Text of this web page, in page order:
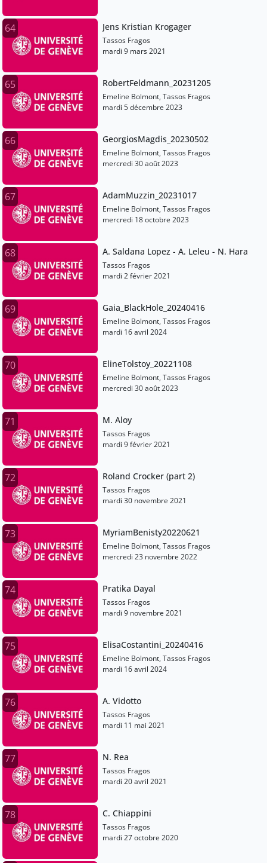
64 Jens Kristian Krogager
Tassos Fragos
mardi 9 mars 2021
65 RobertFeldmann_20231205
Emeline Bolmont, Tassos Fragos
mardi 5 décembre 2023
66 GeorgiosMagdis_20230502
Emeline Bolmont, Tassos Fragos
mercredi 30 août 2023
67 AdamMuzzin_20231017
Emeline Bolmont, Tassos Fragos
mercredi 18 octobre 2023
68 A. Saldana Lopez - A. Leleu - N. Hara
Tassos Fragos
mardi 2 février 2021
69 Gaia_BlackHole_20240416
Emeline Bolmont, Tassos Fragos
mardi 16 avril 2024
70 ElineTolstoy_20221108
Emeline Bolmont, Tassos Fragos
mercredi 30 août 2023
71 M. Aloy
Tassos Fragos
mardi 9 février 2021
72 Roland Crocker (part 2)
Tassos Fragos
mardi 30 novembre 2021
73 MyriamBenisty20220621
Emeline Bolmont, Tassos Fragos
mercredi 23 novembre 2022
74 Pratika Dayal
Tassos Fragos
mardi 9 novembre 2021
75 ElisaCostantini_20240416
Emeline Bolmont, Tassos Fragos
mardi 16 avril 2024
76 A. Vidotto
Tassos Fragos
mardi 11 mai 2021
77 N. Rea
Tassos Fragos
mardi 20 avril 2021
78 C. Chiappini
Tassos Fragos
mardi 27 octobre 2020